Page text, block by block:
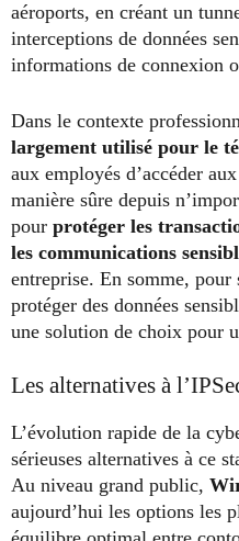
aéroports, en créant un
interceptions de données
informations de connexion
Dans le contexte
largement utilisé pour le
aux employés d’accéder
manière sûre depuis
pour protéger les
les communications
entreprise. En somme, pour
protéger des données
une solution de choix pour
Les alternatives à
L’évolution rapide de la
sérieuses alternatives à ce
Au niveau grand public,
aujourd’hui les options les